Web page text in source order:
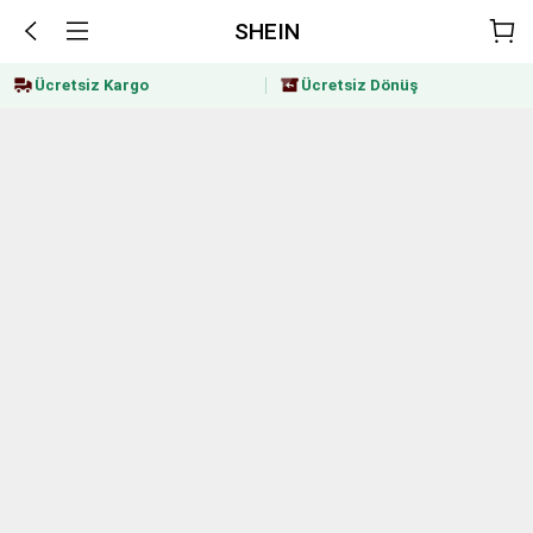
SHEIN
Ücretsiz Kargo Ücretsiz Dönüş